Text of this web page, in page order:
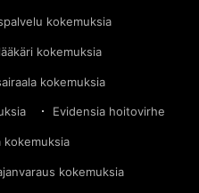
kokemuksia
kokemuksia
kokemuksia
Evidensia hoitovirhe
kokemuksia
kokemuksia